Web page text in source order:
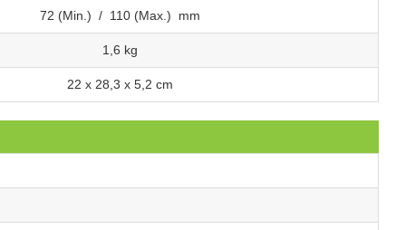
72 (Min.) / 110 (Max.) mm
1,6 kg
22 x 28,3 x 5,2 cm